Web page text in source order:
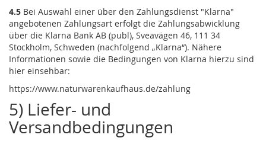
4.5 Bei Auswahl einer über den Zahlungsdienst "Klarna"
angebotenen Zahlungsart erfolgt die Zahlungsabwicklung
über die Klarna Bank AB (publ), Sveavägen 46, 111 34
Stockholm, Schweden (nachfolgend „Klarna“). Nähere
Informationen sowie die Bedingungen von Klarna hierzu sind
hier einsehbar:
https://www.naturwarenkaufhaus.de/zahlung
5) Liefer- und
Versandbedingungen